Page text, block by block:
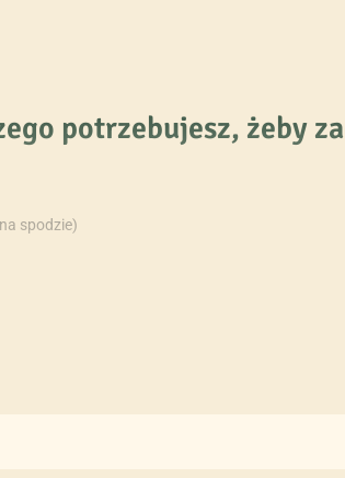
potrzebujesz, żeby
spodzie)